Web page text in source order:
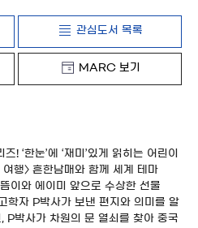
관심도서 목록
MARC 보기
! ‘한눈’에 ‘재미’있게 읽히는 어린이
행〉 흔한남매와 함께 세계 테마
이와 에이미 앞으로 수상한 선물
학자 P박사가 보낸 편지와 의미를 알
P박사가 차원의 문 열쇠를 찾아 중국